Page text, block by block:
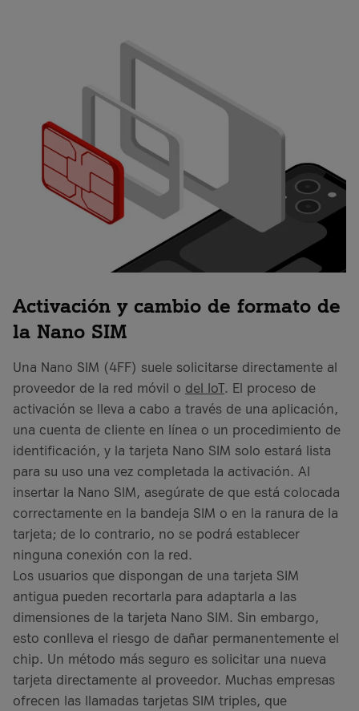
Activación y cambio de formato de
la Nano SIM
Una Nano SIM (4FF) suele solicitarse directamente al
proveedor de la red móvil o del IoT. El proceso de
activación se lleva a cabo a través de una aplicación,
una cuenta de cliente en línea o un procedimiento de
identificación, y la tarjeta Nano SIM solo estará lista
para su uso una vez completada la activación. Al
insertar la Nano SIM, asegúrate de que está colocada
correctamente en la bandeja SIM o en la ranura de la
tarjeta; de lo contrario, no se podrá establecer
ninguna conexión con la red.
Los usuarios que dispongan de una tarjeta SIM
antigua pueden recortarla para adaptarla a las
dimensiones de la tarjeta Nano SIM. Sin embargo,
esto conlleva el riesgo de dañar permanentemente el
chip. Un método más seguro es solicitar una nueva
tarjeta directamente al proveedor. Muchas empresas
ofrecen las llamadas tarjetas SIM triples, que